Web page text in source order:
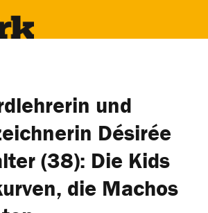
und
Désirée
(38): Die Kids
die Machos